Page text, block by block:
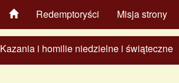
Redemptoryści Misja strony
Kazania i homilie niedzielne i świąteczne